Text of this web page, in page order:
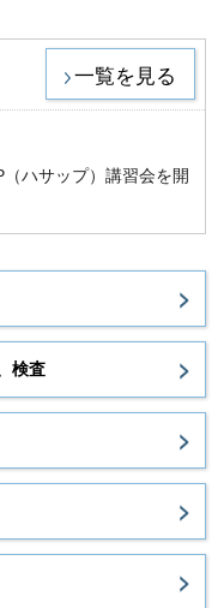
一覧を見る
ハサップ）講習会を開
検査